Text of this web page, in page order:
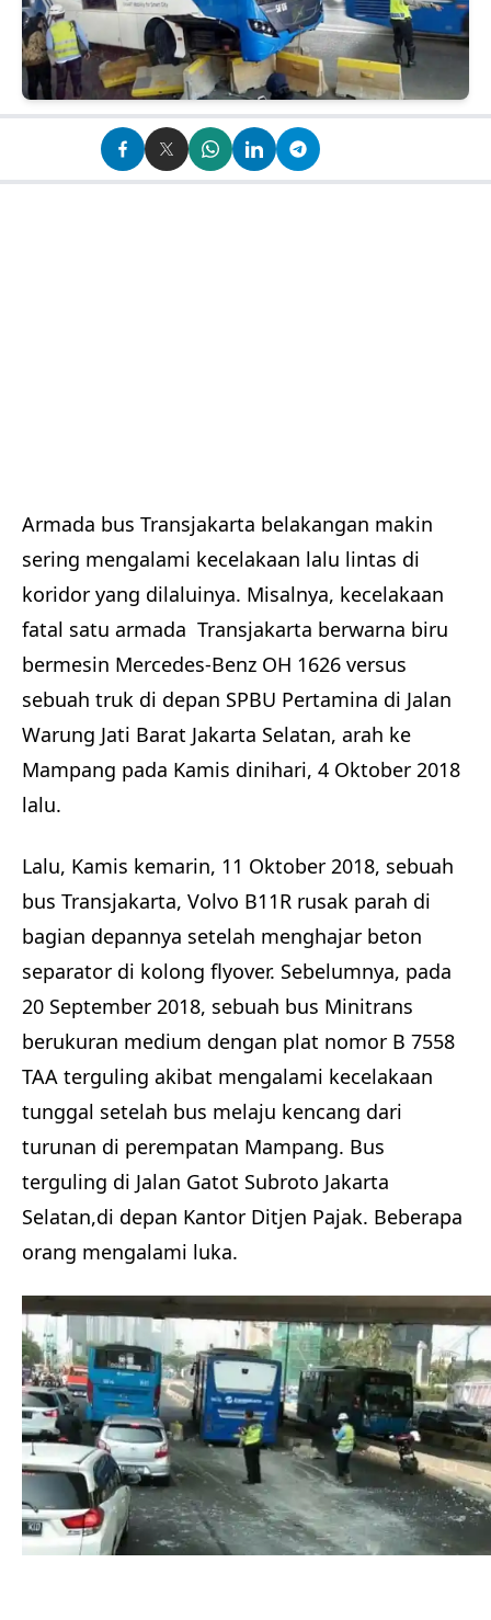
Armada bus Transjakarta belakangan makin
sering mengalami kecelakaan lalu lintas di
koridor yang dilaluinya. Misalnya, kecelakaan
fatal satu armada Transjakarta berwarna biru
bermesin Mercedes-Benz OH 1626 versus
sebuah truk di depan SPBU Pertamina di Jalan
Warung Jati Barat Jakarta Selatan, arah ke
Mampang pada Kamis dinihari, 4 Oktober 2018
lalu.
Lalu, Kamis kemarin, 11 Oktober 2018, sebuah
bus Transjakarta, Volvo B11R rusak parah di
bagian depannya setelah menghajar beton
separator di kolong flyover. Sebelumnya, pada
20 September 2018, sebuah bus Minitrans
berukuran medium dengan plat nomor B 7558
TAA terguling akibat mengalami kecelakaan
tunggal setelah bus melaju kencang dari
turunan di perempatan Mampang. Bus
terguling di Jalan Gatot Subroto Jakarta
Selatan,di depan Kantor Ditjen Pajak. Beberapa
orang mengalami luka.